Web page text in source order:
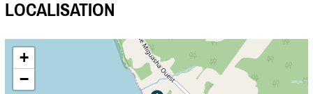
LOCALISATION
+
−